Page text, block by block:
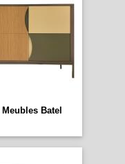
Meubles Batel